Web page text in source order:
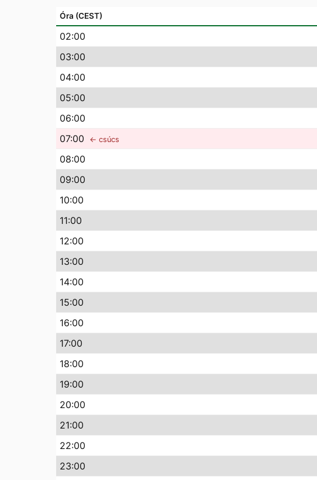
Óra (CEST)
02:00
03:00
04:00
05:00
06:00
07:00 ← csúcs
08:00
09:00
10:00
11:00
12:00
13:00
14:00
15:00
16:00
17:00
18:00
19:00
20:00
21:00
22:00
23:00